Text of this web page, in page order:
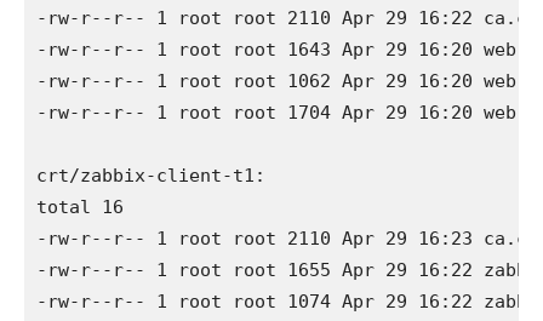
-rw-r--r-- 1 root root 2110 Apr 29 16:22
-rw-r--r-- 1 root root 1643 Apr 29 16:20 web-
-rw-r--r-- 1 root root 1062 Apr 29 16:20 web-
-rw-r--r-- 1 root root 1704 Apr 29 16:20 web-
crt/zabbix-client-t1:
total 16
-rw-r--r-- 1 root root 2110 Apr 29 16:23
-rw-r--r-- 1 root root 1655 Apr 29 16:22
-rw-r--r-- 1 root root 1074 Apr 29 16:22